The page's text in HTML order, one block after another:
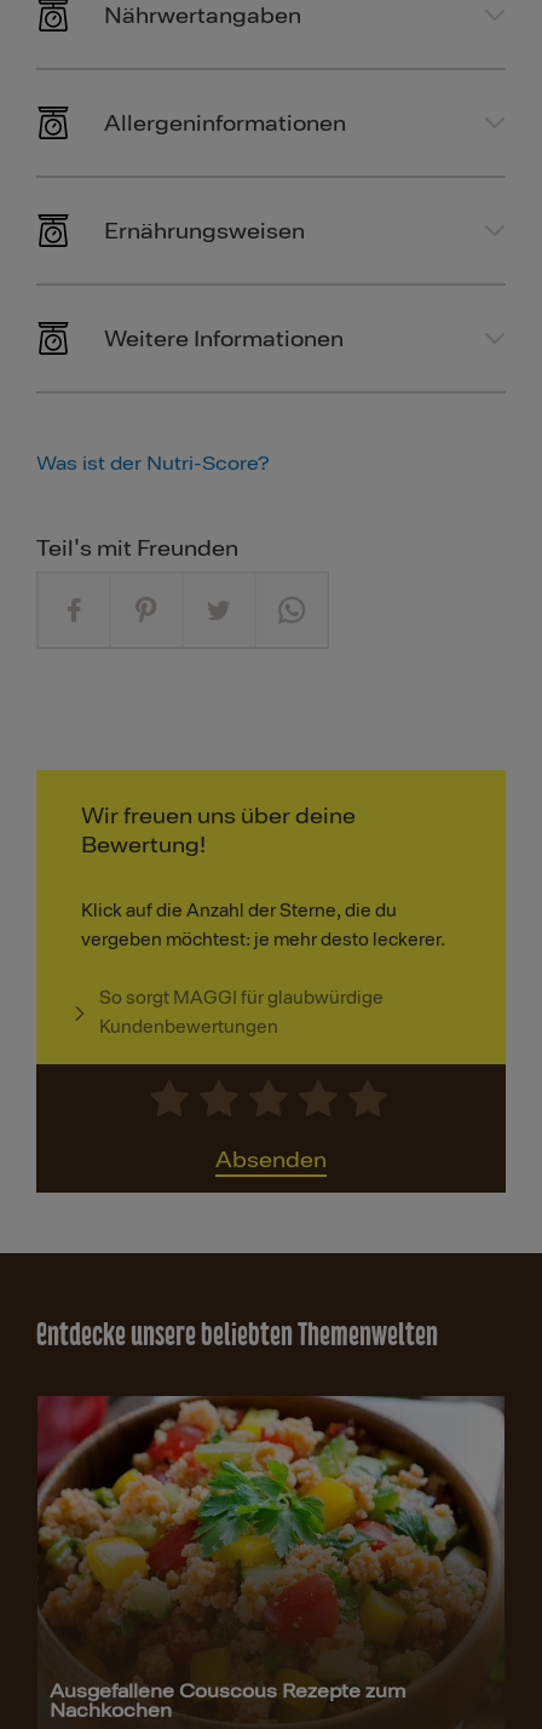
Nährwertangaben
Allergeninformationen
Ernährungsweisen
Weitere Informationen
Was ist der Nutri-Score?
Teil's mit Freunden
Wir freuen uns über deine
Bewertung!
Klick auf die Anzahl der Sterne, die du
vergeben möchtest: je mehr desto leckerer.
So sorgt MAGGI für glaubwürdige
Kundenbewertungen
Absenden
Entdecke unsere beliebten Themenwelten
Ausgefallene Couscous Rezepte zum
Nachkochen